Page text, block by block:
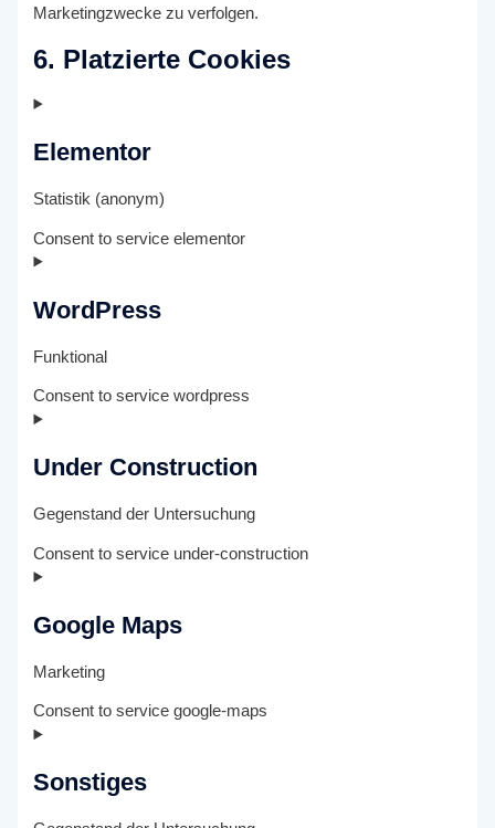
Marketingzwecke zu verfolgen.
6. Platzierte Cookies
Elementor
Statistik (anonym)
Consent to service elementor
WordPress
Funktional
Consent to service wordpress
Under Construction
Gegenstand der Untersuchung
Consent to service under-construction
Google Maps
Marketing
Consent to service google-maps
Sonstiges